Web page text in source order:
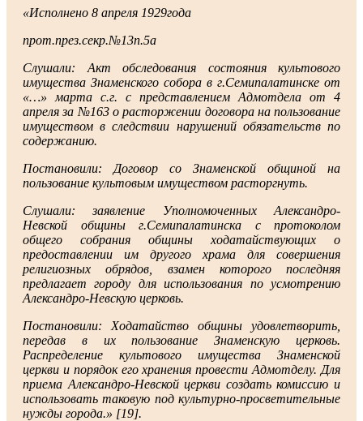
«Исполнено 8 апреля 1929года
прот.през.секр.№13п.5а
Слушали: Акт обследования состояния культового
имущества Знаменского собора в г.Семипалатинске от
«…» марта с.г. с представлением Адмотдела от 4
апреля за №163 о расторжении договора на пользование
имуществом в следствии нарушений обязательств по
содержанию.
Постановили: Договор со Знаменской общиной на
пользование культовым имуществом расторгнуть.
Слушали: заявление Уполномоченных Александро-
Невской общины г.Семипалатинска с протоколом
общего собрания общины ходатайствующих о
предоставлении им другого храма для совершения
религиозных обрядов, взамен которого последняя
предлагает городу для использования по усмотрению
Александро-Невскую церковь.
Постановили: Ходатайство общины удовлетворить,
передав в их пользование Знаменскую церковь.
Распределение культового имущества Знаменской
церкви и порядок его хранения провести Адмотделу. Для
приема Александро-Невской церкви создать комиссию и
использовать таковую под культурно-просветительные
нужды города.» [19].